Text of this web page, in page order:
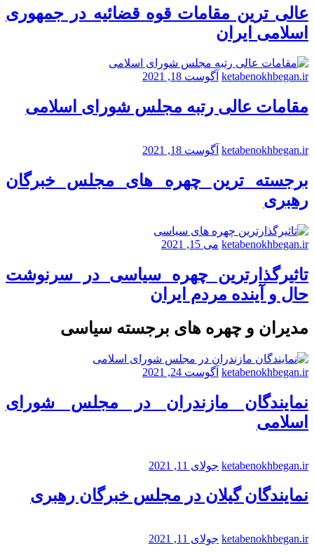
عالی ترین مقامات قوه قضائیه در جمهوری
اسلامی ایران
ketabenokhbegan.ir آگوست 18, 2021
مقامات عالی رتبه مجلس شورای اسلامی
ketabenokhbegan.ir آگوست 18, 2021
برجسته ترین چهره های مجلس خبرگان
رهبری
ketabenokhbegan.ir می 15, 2021
تاثیرگذارترین چهره سیاسی در سرنوشت
حال و آینده مردم ایران
مدیران و چهره های برجسته سیاسی
ketabenokhbegan.ir آگوست 24, 2021
نمایندگان مازندران در مجلس شورای
اسلامی
ketabenokhbegan.ir جولای 11, 2021
نمایندگان گیلان در مجلس خبرگان رهبری
ketabenokhbegan.ir جولای 11, 2021